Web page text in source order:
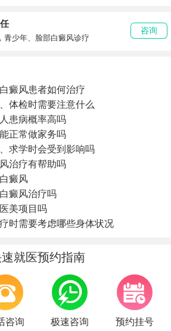
青少年、脸部白癜风诊疗
咨询
癜风患者如何治疗
体检时需要注意什么
患病概率高吗
正常做家务吗
求学时会受到影响吗
治疗有帮助吗
癜风
癜风治疗吗
美项目吗
时需要考虑哪些身体状况
就医预约指南
咨询 极速咨询 预约挂号